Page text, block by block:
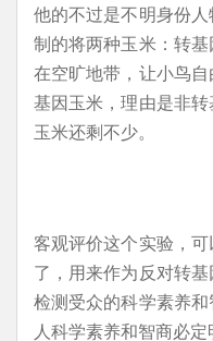
他的不过是不明身份
制的将两种玉米：转
在空旷地带，让小鸟
基因玉米，理由是非
玉米还剩不少。
客观评价这个实验，
了，用来作为反对转
检测受众的科学素养
人科学素养和智商必